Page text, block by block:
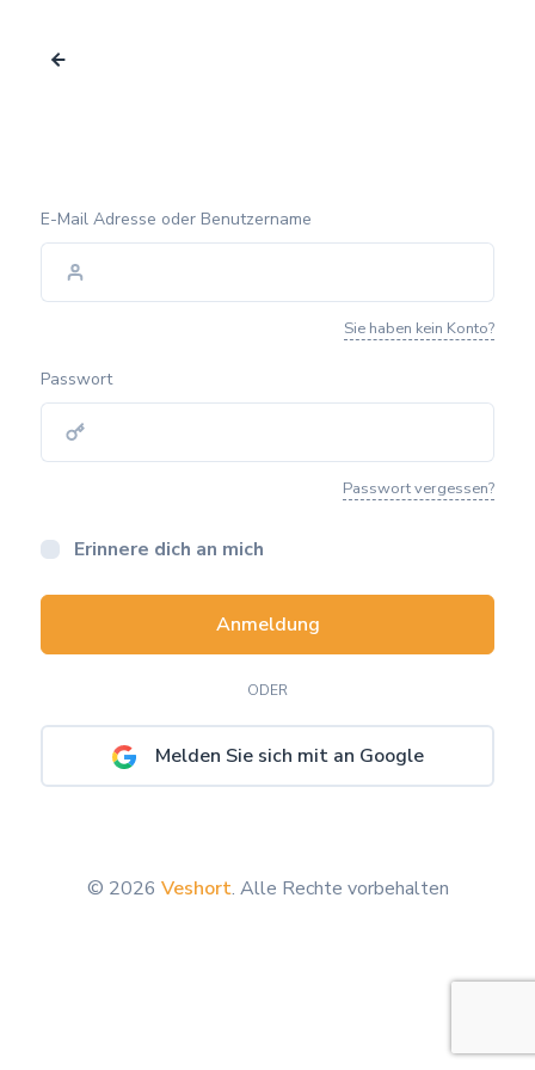
E-Mail Adresse oder Benutzername
Sie haben kein Konto?
Passwort
Passwort vergessen?
Erinnere dich an mich
Anmeldung
ODER
Melden Sie sich mit an Google
© 2026 Veshort. Alle Rechte vorbehalten